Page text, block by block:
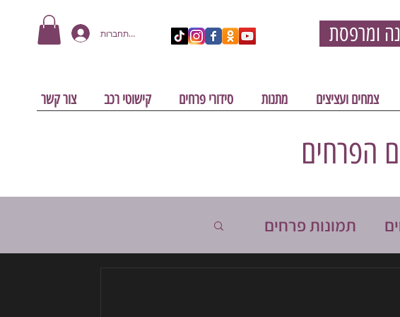
להתחברות
צמחים ועציצים מתנות סידורי פרחים קישוטי רכב צור קשר
הפרחים
תמונות פרחים